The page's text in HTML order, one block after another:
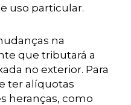
uso particular.
na
que tributará a
no exterior. Para
ter alíquotas
heranças, como